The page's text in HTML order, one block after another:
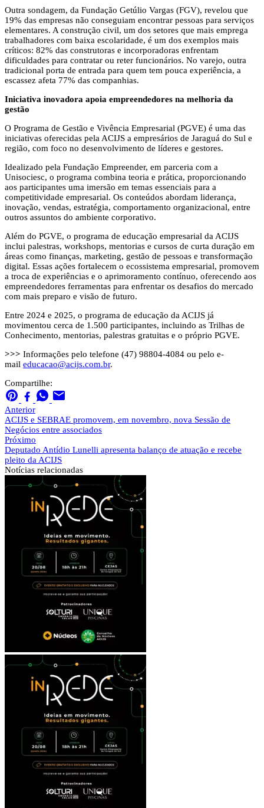
Outra sondagem, da Fundação Getúlio Vargas (FGV), revelou que
19% das empresas não conseguiam encontrar pessoas para serviços
elementares. A construção civil, um dos setores que mais emprega
trabalhadores com baixa escolaridade, é um dos exemplos mais
críticos: 82% das construtoras e incorporadoras enfrentam
dificuldades para contratar ou reter funcionários. No varejo, outra
tradicional porta de entrada para quem tem pouca experiência, a
escassez afeta 77% das companhias.
Iniciativa inovadora apoia empreendedores na melhoria da
gestão
O Programa de Gestão e Vivência Empresarial (PGVE) é uma das
iniciativas oferecidas pela ACIJS a empresários de Jaraguá do Sul e
região, com foco no desenvolvimento de líderes e gestores.
Idealizado pela Fundação Empreender, em parceria com a
Unisociesc, o programa combina teoria e prática, proporcionando
aos participantes uma imersão em temas essenciais para a
competitividade empresarial. Os conteúdos abordam liderança,
inovação, vendas, estratégia, comportamento organizacional, entre
outros assuntos do ambiente corporativo.
Além do PGVE, o programa de educação empresarial da ACIJS
inclui palestras, workshops, mentorias e cursos de curta duração em
áreas como finanças, marketing, gestão de pessoas e transformação
digital. Essas ações fortalecem o ecossistema empresarial, promovem
a troca de experiências e o aprimoramento contínuo, oferecendo aos
empreendedores ferramentas para enfrentar os desafios do mercado
com mais preparo e visão de futuro.
Entre 2024 e 2025, o programa de educação da ACIJS já
movimentou cerca de 1.500 participantes, incluindo as Trilhas de
Conhecimento, mentorias, palestras gratuitas e o próprio PGVE.
>>> Informações pelo telefone (47) 98804-4084 ou pelo e-
mail educacao@acijs.com.br.
Compartilhe:
Anterior
ACIJS e SEBRAE promovem, em novembro, nova Sessão de
Negócios entre associados
Próximo
Deputado Antídio Lunelli apresenta balanço de atuação e recebe
pleito da ACIJS
Notícias relacionadas